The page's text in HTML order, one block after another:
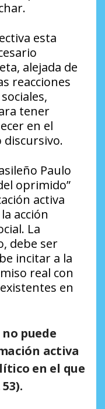
esta
alejada de
reacciones
tener
en el
Paulo
oprimido”
activa
acción
La
debe ser
incitar a la
real con
en
puede
activa
en el que